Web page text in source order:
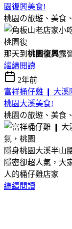
園復興美食!
桃園の旅遊、美食
那天到 桃園復興露
繼續閱讀
2年前
富祥桶仔雞 ❙ 大溪
桃園大溪美食!
桃園の旅遊、美食
隱身桃園大溪半山
隱密卻超人氣，大
人的桶仔雞店家
繼續閱讀